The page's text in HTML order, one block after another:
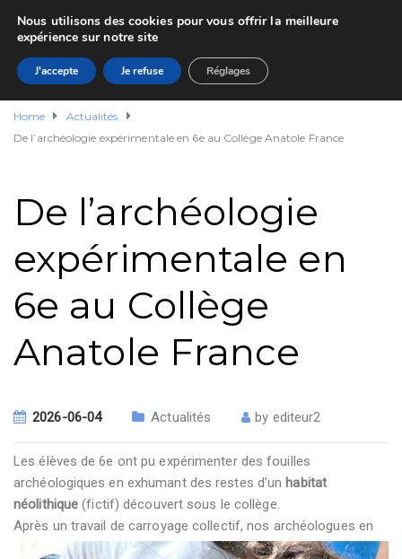
Home
Actualités
De l’archéologie expérimentale en 6e au Collège Anatole France
De l’archéologie
expérimentale en
6e au Collège
Anatole France
2026-06-04 Actualités by editeur2
Les élèves de 6e ont pu expérimenter des fouilles
archéologiques en exhumant des restes d’un habitat
néolithique (fictif) découvert sous le collège.
Après un travail de carroyage collectif, nos archéologues en
Nous utilisons des cookies pour vous offrir la meilleure
expérience sur notre site
J'accepte Je refuse Réglages